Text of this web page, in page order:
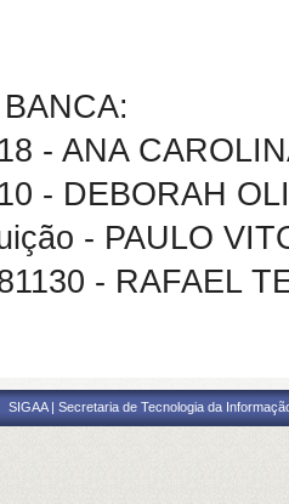
- ANA
- DEBORAH
- PAULO
- RAFAEL
SIGAA | Secretaria de Tecnologia da